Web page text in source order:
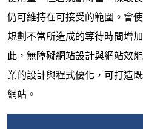
仍可維持在可接受的範圍。會
規劃不當所造成的等待時間增
此，無障礙網站設計與網站效
業的設計與程式優化，可打造
網站。